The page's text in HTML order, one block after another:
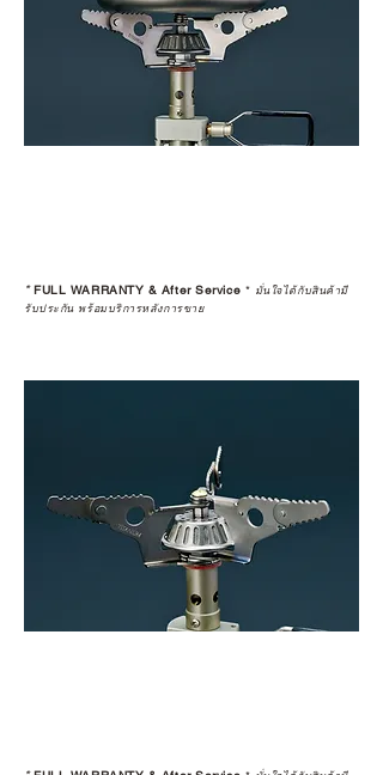
*FULL WARRANTY & After Service * มั่นใจได้กับสินค้ามี
รับประกัน พร้อมบริการหลังการขาย